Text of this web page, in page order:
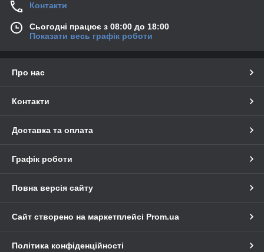
Контакти
Сьогодні працює з 08:00 до 18:00
Показати весь графік роботи
Про нас
Контакти
Доставка та оплата
Графік роботи
Повна версія сайту
Сайт створено на маркетплейсі Prom.ua
Політика конфіденційності